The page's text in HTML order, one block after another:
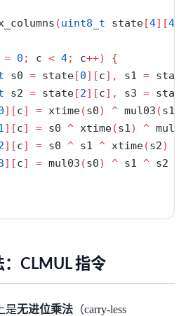
(uint8_t state[4][4
= 0 ; c < 4; c++)
{
s0 = state[0][c], s1 = state
s2 = state[2][c], s3 = state
][c] = xtime(s0) ^ mul03 (s1
][c] = s0 ^ xtime(s1) ^ mul03
][c] = s0 ^ s1 ^ xtime(s2)
][c] = mul03 (s0) ^ s1 ^ s2
CLMUL 指令
是无进位乘法（carry-less